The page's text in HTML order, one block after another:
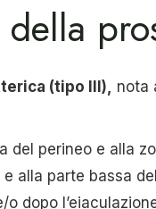
(tipo III), nota
del perineo e alla
alla parte bassa
o dopo